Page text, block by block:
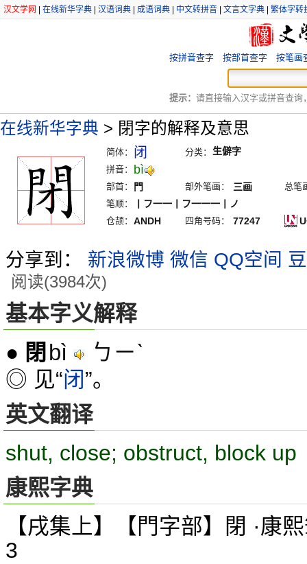
汉文学网 在线新华字典 汉语词典 成语词典 中文转拼音 文言文字典 繁体字转
按拼音查字 按部首查字 按笔画
提示： 请直接输入汉字或拼音查询
在线新华字典 > 閉字的解释及意思
简体： 闭 分类： 生僻字
拼音： bì
部首： 門 部外笔画： 三画
总笔
笔顺：
丨フ一一丨フ一一一丨ノ
仓颉： ANDH 四角号码： 77247
分享到： 新浪微博 微信 QQ空间
阅读(3984次)
基本字义解释
● 閉 bì ㄅㄧˋ
◎ 见“闭”。
英文翻译
shut, close; obstruct, block up
康熙字典
【戌集上】【門字部】閉 ·康
3